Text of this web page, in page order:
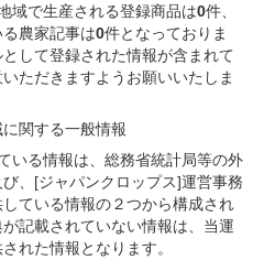
域で生産される登録商品は0件、
る農家記事は0件となっておりま
して登録された情報が含まれて
ただきますようお願いいたしま
に関する一般情報
いる情報は、総務省統計局等の外
、[ジャパンクロップス]運営事務
ている情報の２つから構成され
記載されていない情報は、当運
れた情報となります。